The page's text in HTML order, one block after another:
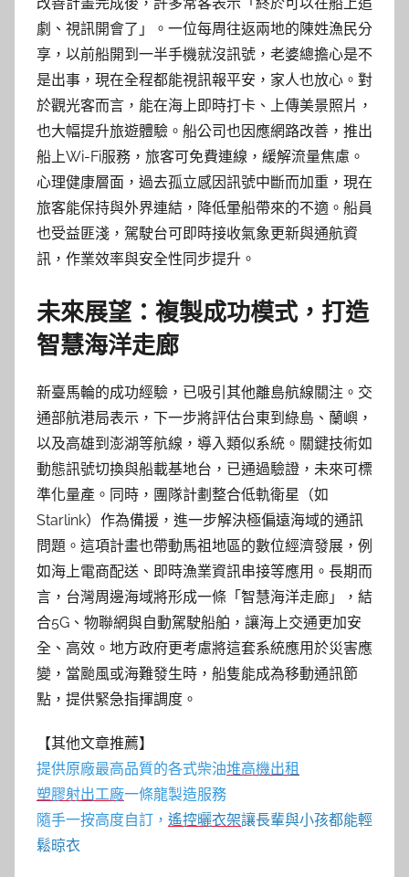
改善計畫完成後，許多常客表示「終於可以在船上追
劇、視訊開會了」。一位每周往返兩地的陳姓漁民分
享，以前船開到一半手機就沒訊號，老婆總擔心是不
是出事，現在全程都能視訊報平安，家人也放心。對
於觀光客而言，能在海上即時打卡、上傳美景照片，
也大幅提升旅遊體驗。船公司也因應網路改善，推出
船上Wi-Fi服務，旅客可免費連線，緩解流量焦慮。
心理健康層面，過去孤立感因訊號中斷而加重，現在
旅客能保持與外界連結，降低暈船帶來的不適。船員
也受益匪淺，駕駛台可即時接收氣象更新與通航資
訊，作業效率與安全性同步提升。
未來展望：複製成功模式，打造
智慧海洋走廊
新臺馬輪的成功經驗，已吸引其他離島航線關注。交
通部航港局表示，下一步將評估台東到綠島、蘭嶼，
以及高雄到澎湖等航線，導入類似系統。關鍵技術如
動態訊號切換與船載基地台，已通過驗證，未來可標
準化量產。同時，團隊計劃整合低軌衛星（如
Starlink）作為備援，進一步解決極偏遠海域的通訊
問題。這項計畫也帶動馬祖地區的數位經濟發展，例
如海上電商配送、即時漁業資訊串接等應用。長期而
言，台灣周邊海域將形成一條「智慧海洋走廊」，結
合5G、物聯網與自動駕駛船舶，讓海上交通更加安
全、高效。地方政府更考慮將這套系統應用於災害應
變，當颱風或海難發生時，船隻能成為移動通訊節
點，提供緊急指揮調度。
【其他文章推薦】
提供原廠最高品質的各式柴油堆高機出租
塑膠射出工廠一條龍製造服務
隨手一按高度自訂， 遙控曬衣架讓長輩與小孩都能輕
鬆晾衣